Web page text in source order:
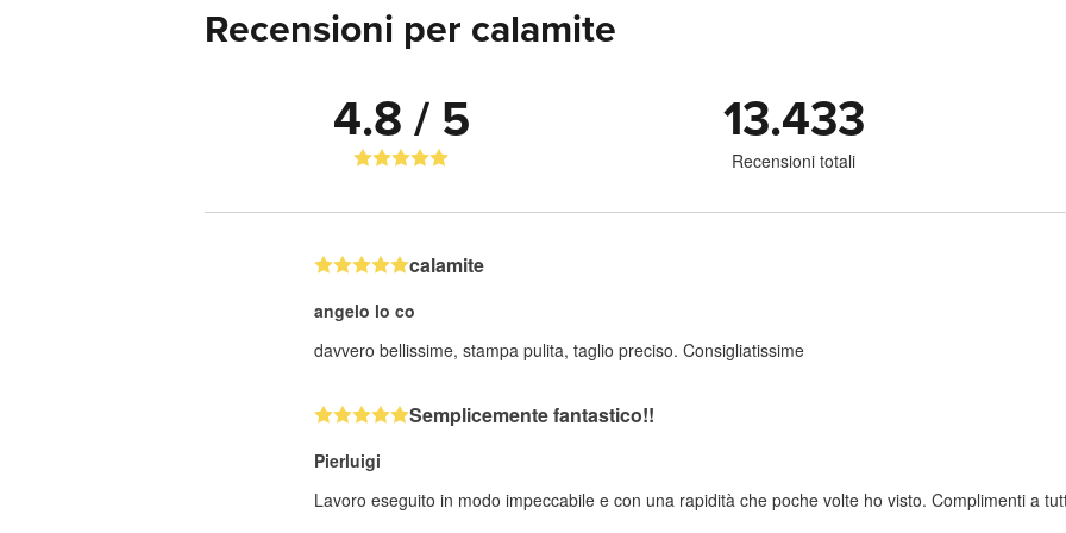
Recensioni per calamite
4.8 / 5 13.433
Recensioni totali
calamite
angelo lo co
davvero bellissime, stampa pulita, taglio preciso. Consigliatissime
Semplicemente fantastico!!
Pierluigi
Lavoro eseguito in modo impeccabile e con una rapidità che poche volte ho visto. Complimenti a